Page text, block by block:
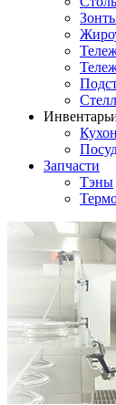
Инвентарь
Запчасти
Тэны